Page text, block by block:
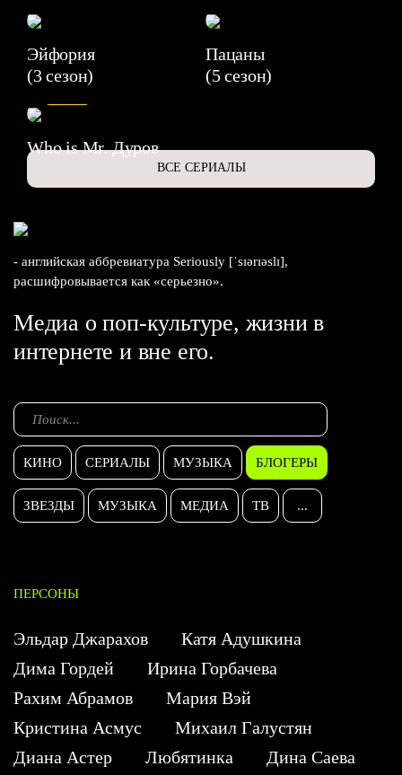
Эйфория
(3 сезон)
Пацаны
(5 сезон)
Who is Mr. Дуров
ВСЕ СЕРИАЛЫ
- английская аббревиатура Seriously [ˈsɪərɪəslɪ],
расшифровывается как «серьезно».
Медиа о поп-культуре, жизни в
интернете и вне его.
КИНО СЕРИАЛЫ МУЗЫКА БЛОГЕРЫ
ЗВЕЗДЫ МУЗЫКА МЕДИА ТВ ...
ПЕРСОНЫ
Эльдар Джарахов
Катя Адушкина
Дима Гордей
Ирина Горбачева
Рахим Абрамов
Мария Вэй
Кристина Асмус
Михаил Галустян
Диана Астер
Любятинка
Дина Саева